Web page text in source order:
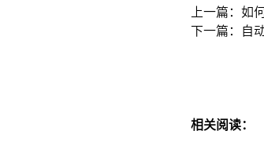
上一篇：如
下一篇：自
相关阅读：